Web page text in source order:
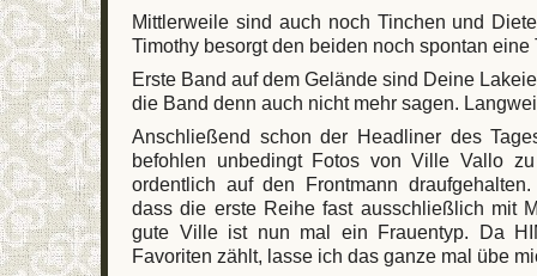
Mittlerweile sind auch noch Tinchen und
Timothy besorgt den beiden noch spontan eine
Erste Band auf dem Gelände sind Deine
die Band denn auch nicht mehr sagen.
Anschließend schon der Headliner des
befohlen unbedingt Fotos von Ville Vallo
ordentlich auf den Frontmann
dass die erste Reihe fast ausschließlich mit
gute Ville ist nun mal ein Frauentyp. Da
Favoriten zählt, lasse ich das ganze mal übe